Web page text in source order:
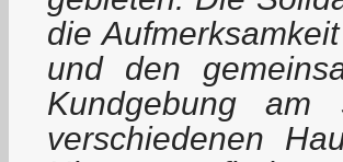
die
und den
Kundgebung
verschiedenen